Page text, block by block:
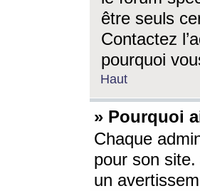
être seuls
Contactez
pourquoi
Haut
» Pourquoi
Chaque
pour son
un